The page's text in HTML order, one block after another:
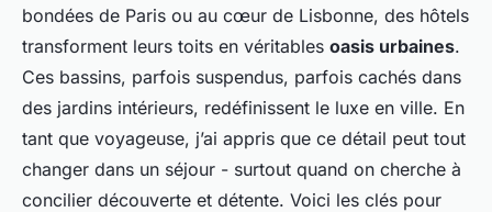
bondées de Paris ou au cœur de Lisbonne, des hôtels
transforment leurs toits en véritables oasis urbaines.
Ces bassins, parfois suspendus, parfois cachés dans
des jardins intérieurs, redéfinissent le luxe en ville. En
tant que voyageuse, j’ai appris que ce détail peut tout
changer dans un séjour - surtout quand on cherche à
concilier découverte et détente. Voici les clés pour